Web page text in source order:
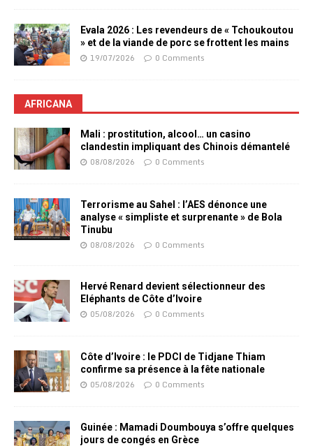
Evala 2026 : Les revendeurs de « Tchoukoutou
» et de la viande de porc se frottent les mains
19/07/2026 0 Comments
AFRICANA
Mali : prostitution, alcool… un casino
clandestin impliquant des Chinois démantelé
08/08/2026 0 Comments
Terrorisme au Sahel : l’AES dénonce une
analyse « simpliste et surprenante » de Bola
Tinubu
08/08/2026 0 Comments
Hervé Renard devient sélectionneur des
Eléphants de Côte d’Ivoire
05/08/2026 0 Comments
Côte d’Ivoire : le PDCI de Tidjane Thiam
confirme sa présence à la fête nationale
05/08/2026 0 Comments
Guinée : Mamadi Doumbouya s’offre quelques
jours de congés en Grèce